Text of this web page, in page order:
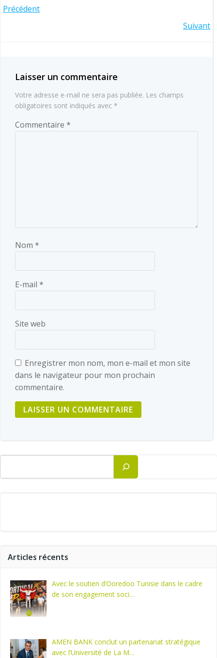
Navigation
Précédent
l’article
Suivant
Laisser un commentaire
Votre adresse e-mail ne sera pas publiée. Les champs
obligatoires sont indiqués avec *
Commentaire *
Nom *
E-mail *
Site web
Enregistrer mon nom, mon e-mail et mon site
dans le navigateur pour mon prochain
commentaire.
Rechercher
Articles récents
Avec le soutien d’Ooredoo Tunisie dans le cadre
de son engagement soci…
AMEN BANK conclut un partenariat stratégique
avec l’Université de La M…